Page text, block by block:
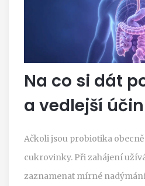
Na co si dát
a vedlejší
Ačkoli jsou probiotika
cukrovinky. Při zahájení
zaznamenat mírné